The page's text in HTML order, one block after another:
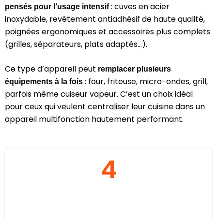
pensés pour l’usage intensif: cuves en acier
inoxydable, revêtement antiadhésif de haute qualité,
poignées ergonomiques et accessoires plus complets
(grilles, séparateurs, plats adaptés…).
Ce type d’appareil peut remplacer plusieurs
équipements à la fois : four, friteuse, micro-ondes, grill,
parfois même cuiseur vapeur. C’est un choix idéal
pour ceux qui veulent centraliser leur cuisine dans un
appareil multifonction hautement performant.
4